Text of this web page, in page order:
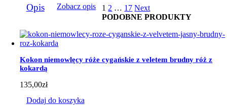
do
184,00zł
produkt
wariantów.
Opcje
wybrać
na
stronie
produktu
Opis Zobacz opis 1 2 … 17 Next
PODOBNE PRODUKTY
Kokon niemowlęcy róże cygańskie z veletem brudny róż z
kokardą
135,00zł
Dodaj do koszyka